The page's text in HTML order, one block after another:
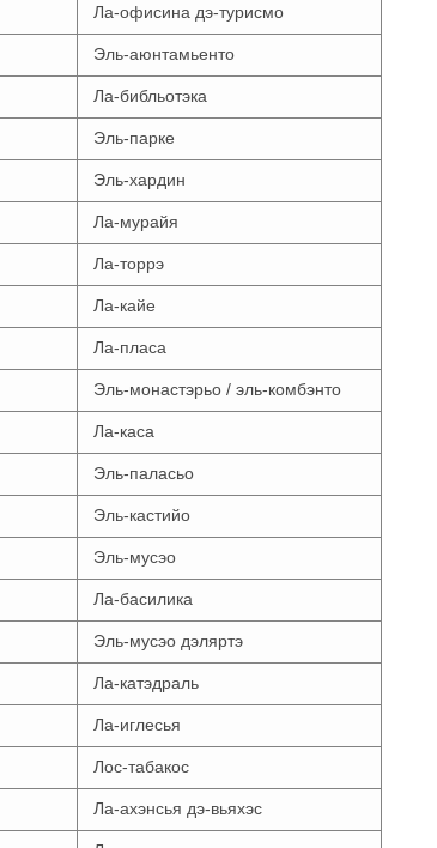
Ла-офисина дэ-турисмо
Эль-аюнтамьенто
Ла-библьотэка
Эль-парке
Эль-хардин
Ла-мурайя
Ла-торрэ
Ла-кайе
Ла-пласа
Эль-монастэрьо / эль-комбэнто
Ла-каса
Эль-паласьо
Эль-кастийо
Эль-мусэо
Ла-басилика
Эль-мусэо дэляртэ
Ла-катэдраль
Ла-иглесья
Лос-табакос
Ла-ахэнсья дэ-вьяхэс